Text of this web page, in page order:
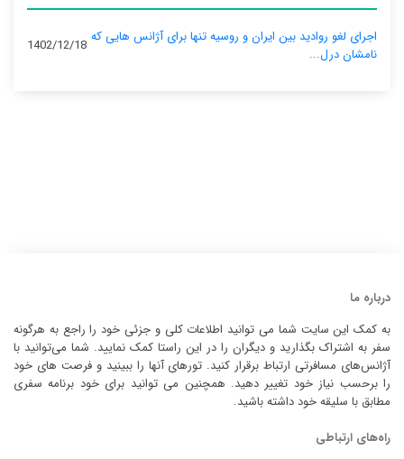
اجرای لغو روادید بین ایران و روسیه تنها برای آژانس‌ هایی که
نامشان درل...
1402/12/18
درباره ما
به کمک این سایت شما می توانید اطلاعات کلی و جزئی خود را راجع به هرگونه
سفر به اشتراک بگذارید و دیگران را در این راستا کمک نمایید. شما می‌توانید با
آژانس‌های مسافرتی ارتباط برقرار کنید. تورهای آنها را ببینید و فرصت های خود
را برحسب نیاز خود تغییر دهید. همچنین می توانید برای خود برنامه سفری
مطابق با سلیقه خود داشته باشید.
راه‌های ارتباطی